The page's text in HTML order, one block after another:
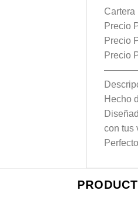
Cartera
Precio
Precio
Precio
Hecho
con tus